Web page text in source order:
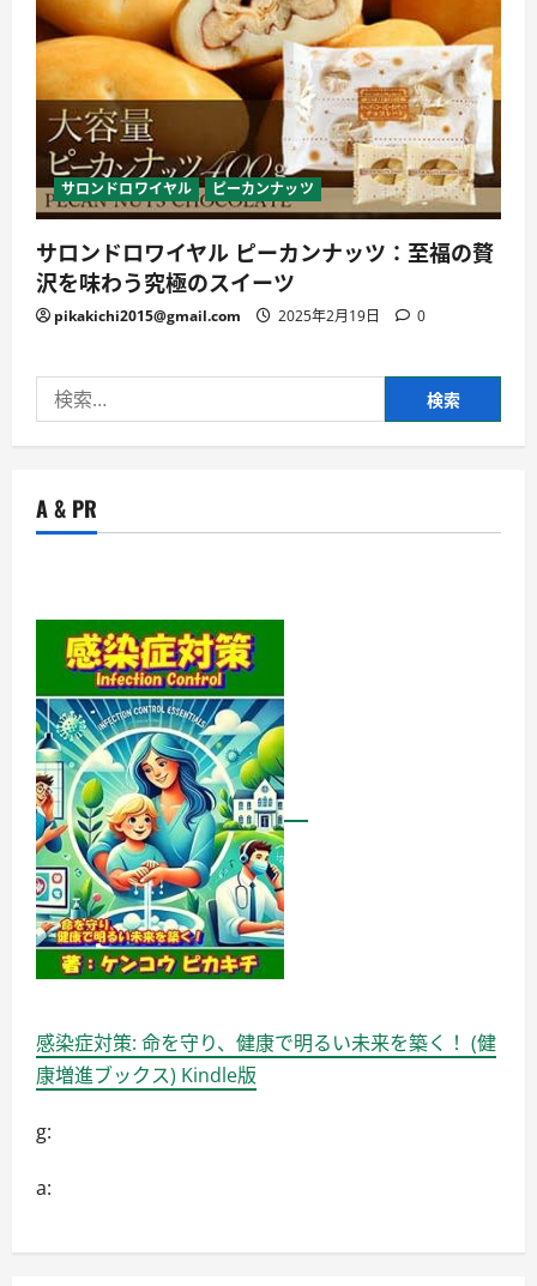
サロンドロワイヤル ピーカンナッツ
サロンドロワイヤル ピーカンナッツ：至福の贅
沢を味わう究極のスイーツ
pikakichi2015@gmail.com 2025年2月19日 0
索:
A & PR
感染症対策: 命を守り、健康で明るい未来を築く！ (健
康増進ブックス) Kindle版
g:
a: